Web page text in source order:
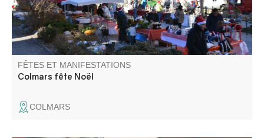
FÊTES ET MANIFESTATIONS
Colmars fête Noël
COLMARS